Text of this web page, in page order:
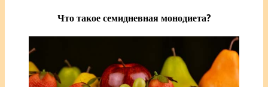
Что такое семидневная монодиета?